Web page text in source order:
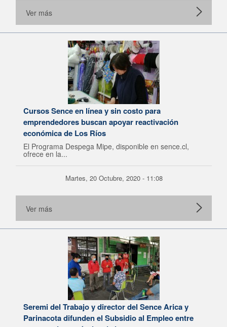
Ver más
Cursos Sence en línea y sin costo para
emprendedores buscan apoyar reactivación
económica de Los Ríos
El Programa Despega Mipe, disponible en sence.cl,
ofrece en la...
Martes, 20 Octubre, 2020 - 11:08
Ver más
Seremi del Trabajo y director del Sence Arica y
Parinacota difunden el Subsidio al Empleo entre